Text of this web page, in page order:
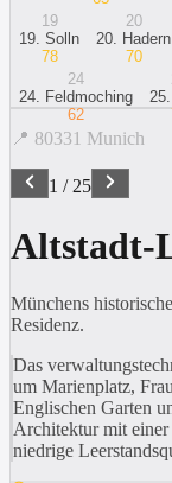
19
19. Solln
78
20
20. Hadern
70
24
24. Feldmoching
62
25.
📍 80331 Munich
1 /25
Altstadt-
Münchens
Residenz.
Das
um Marienplatz,
Englischen Garten
Architektur mit einer
niedrige